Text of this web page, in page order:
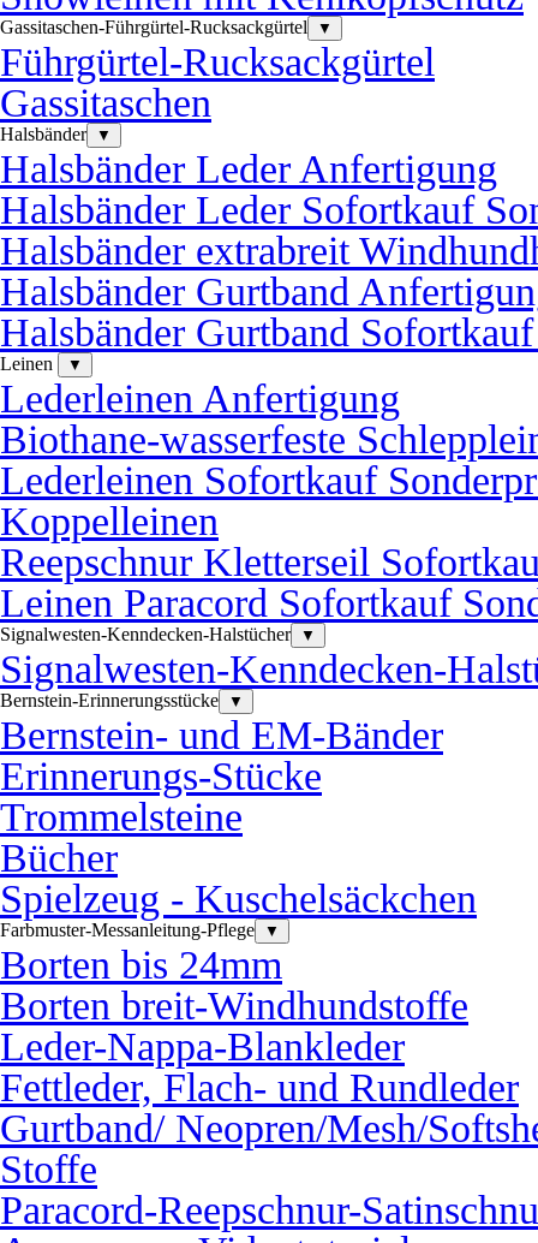
Gassitaschen-Führgürtel-Rucksackgürtel ▼
Führgürtel-Rucksackgürtel
Gassitaschen
Halsbänder ▼
Halsbänder Leder Anfertigung
Halsbänder Leder Sofortkauf
Halsbänder extrabreit
Halsbänder Gurtband
Halsbänder Gurtband
Leinen ▼
Lederleinen Anfertigung
Biothane-wasserfeste
Lederleinen Sofortkauf
Koppelleinen
Reepschnur Kletterseil
Leinen Paracord Sofortkauf
Signalwesten-Kenndecken-Halstücher ▼
Signalwesten-Kenndecken-
Bernstein-Erinnerungsstücke ▼
Bernstein- und EM-Bänder
Erinnerungs-Stücke
Trommelsteine
Bücher
Spielzeug - Kuschelsäckchen
Farbmuster-Messanleitung-Pflege ▼
Borten bis 24mm
Borten breit-Windhundstoffe
Leder-Nappa-Blankleder
Fettleder, Flach- und Rundleder
Gurtband/ Neopren/Mesh/
Stoffe
Paracord-Reepschnur-